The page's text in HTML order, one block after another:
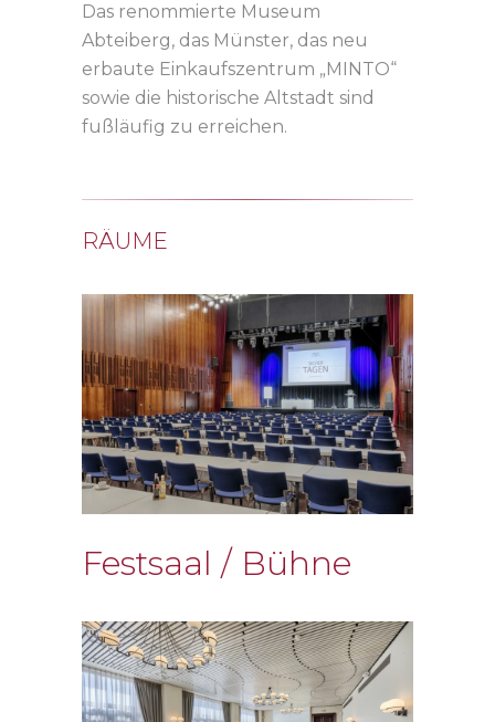
Das renommierte Museum
Abteiberg, das Münster, das neu
erbaute Einkaufszentrum „MINTO“
sowie die historische Altstadt sind
fußläufig zu erreichen.
RÄUME
Festsaal / Bühne